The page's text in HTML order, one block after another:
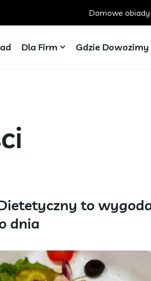
Domowe obiady
Dla Firm Gdzie Dowozimy
to
dnia